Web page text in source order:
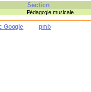
Section
Pédagogie musicale
Google pmb